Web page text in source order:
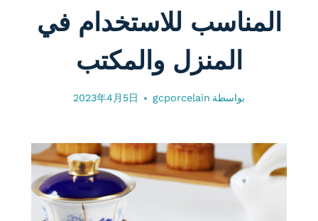
المناسب للاستخدام في
المنزل والمكتب
بواسطة gcporcelain
2023年4月5日